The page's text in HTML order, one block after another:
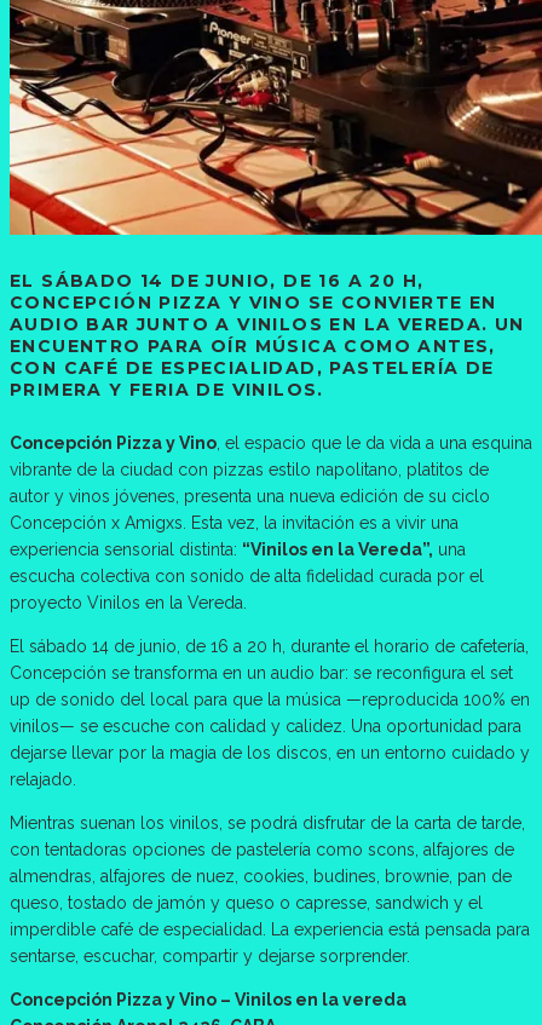
EL SÁBADO 14 DE JUNIO, DE 16 A 20 H,
CONCEPCIÓN PIZZA Y VINO SE CONVIERTE EN
AUDIO BAR JUNTO A VINILOS EN LA VEREDA. UN
ENCUENTRO PARA OÍR MÚSICA COMO ANTES,
CON CAFÉ DE ESPECIALIDAD, PASTELERÍA DE
PRIMERA Y FERIA DE VINILOS.
Concepción Pizza y Vino , el espacio que le da vida a una esquina
vibrante de la ciudad con pizzas estilo napolitano, platitos de
autor y vinos jóvenes, presenta una nueva edición de su ciclo
Concepción x Amigxs. Esta vez, la invitación es a vivir una
experiencia sensorial distinta: “Vinilos en la Vereda”, una
escucha colectiva con sonido de alta fidelidad curada por el
proyecto Vinilos en la Vereda.
El sábado 14 de junio, de 16 a 20 h, durante el horario de cafetería,
Concepción se transforma en un audio bar: se reconfigura el set
up de sonido del local para que la música —reproducida 100% en
vinilos— se escuche con calidad y calidez. Una oportunidad para
dejarse llevar por la magia de los discos, en un entorno cuidado y
relajado.
Mientras suenan los vinilos, se podrá disfrutar de la carta de tarde,
con tentadoras opciones de pastelería como scons, alfajores de
almendras, alfajores de nuez, cookies, budines, brownie, pan de
queso, tostado de jamón y queso o capresse, sandwich y el
imperdible café de especialidad. La experiencia está pensada para
sentarse, escuchar, compartir y dejarse sorprender.
Concepción Pizza y Vino – Vinilos en la vereda